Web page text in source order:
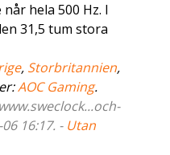
hela 500 Hz. I
31,5 tum stora
, Storbritannien,
AOC Gaming.
16:17. - Utan